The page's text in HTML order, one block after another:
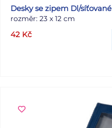
Desky se zipem Dl/síťované
rozměr: 23 x 12 cm
42 Kč